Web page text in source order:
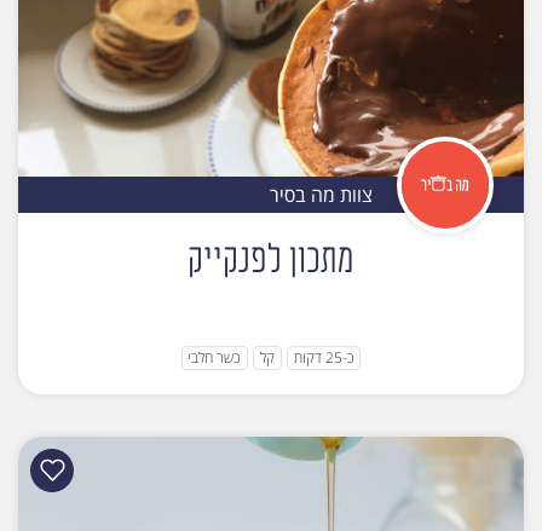
צוות מה בסיר
מתכון לפנקייק
כ-25 דקות קל כשר חלבי